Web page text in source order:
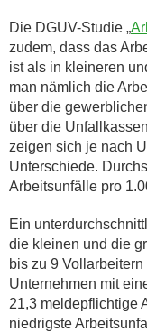
Die DGUV-Studie „
zudem, dass das
ist als in kleineren
man nämlich die
über die
über die
zeigen sich je nach
Unterschiede.
Arbeitsunfälle pro
Ein
die kleinen und die
bis zu 9
Unternehmen mit
21,3 meldepflichtige
niedrigste